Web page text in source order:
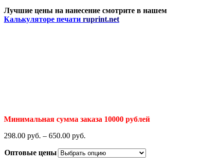
Лучшие цены на нанесение смотрите в нашем
Калькуляторе печати ruprint.net
Минимальная сумма заказа 10000 рублей
298.00 руб. – 650.00 руб.
Оптовые цены